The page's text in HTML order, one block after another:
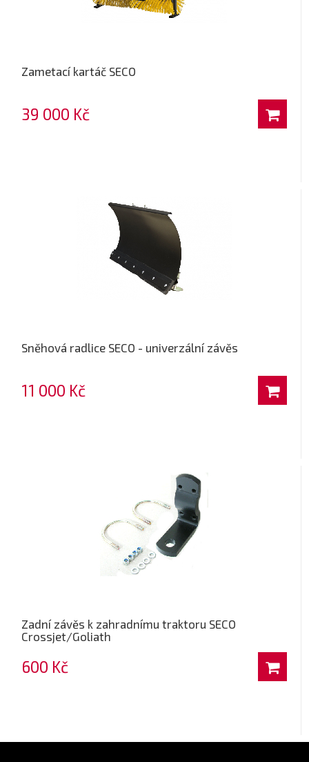
Zametací kartáč SECO
39 000 Kč
Sněhová radlice SECO - univerzální závěs
11 000 Kč
Zadní závěs k zahradnímu traktoru SECO
Crossjet/Goliath
600 Kč